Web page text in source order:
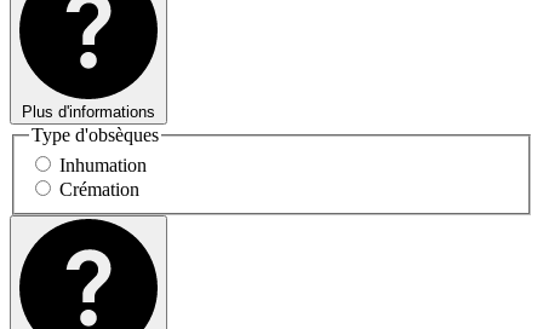
Plus d'informations
Type d'obsèques
Inhumation
Crémation